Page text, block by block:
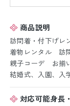
商品説明
訪問着・付下げレ
着物レンタル 訪
親子コーデ お揃
結婚式、入園、入
対応可能身長